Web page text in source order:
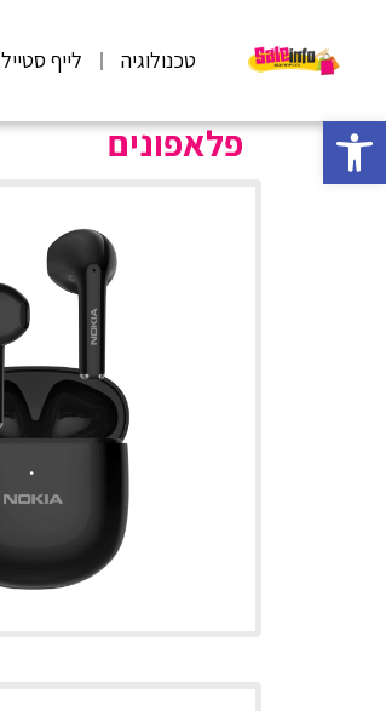
פתח סרגל נגישות
טכנולוגיה לייף סטייל
פלאפונים